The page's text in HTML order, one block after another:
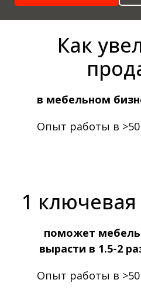
Как
в мебельном
Опыт работы в >50
1 ключевая
поможет
вырасти в 1.5-2
Опыт работы в >50